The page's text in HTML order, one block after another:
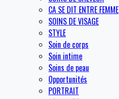
CA SE DIT ENTRE FEMME
SOINS DE VISAGE
STYLE
Soin de corps
Soin intime
Soins de peau
Opportunités
PORTRAIT